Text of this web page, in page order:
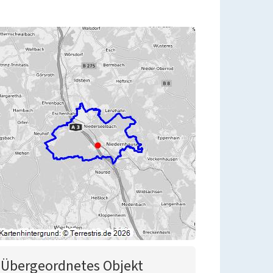
Übergeordnetes Objekt